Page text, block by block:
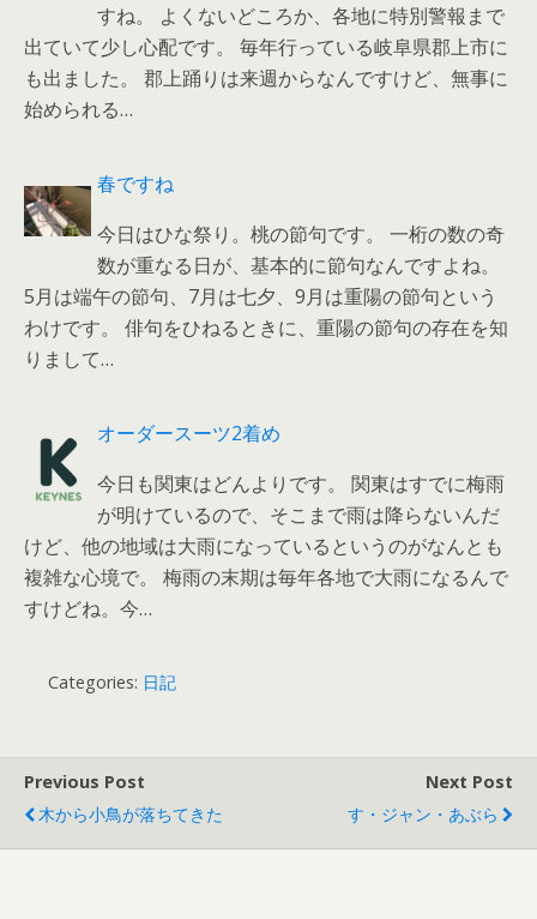
すね。 よくないどころか、各地に特別警報まで
出ていて少し心配です。 毎年行っている岐阜県郡上市に
も出ました。 郡上踊りは来週からなんですけど、無事に
始められる…
春ですね
今日はひな祭り。桃の節句です。 一桁の数の奇
数が重なる日が、基本的に節句なんですよね。
5月は端午の節句、7月は七夕、9月は重陽の節句という
わけです。 俳句をひねるときに、重陽の節句の存在を知
りまして…
オーダースーツ2着め
今日も関東はどんよりです。 関東はすでに梅雨
が明けているので、そこまで雨は降らないんだ
けど、他の地域は大雨になっているというのがなんとも
複雑な心境で。 梅雨の末期は毎年各地で大雨になるんで
すけどね。今…
Categories: 日記
Previous Post
木から小鳥が落ちてきた
Next Post
す・ジャン・あぶら